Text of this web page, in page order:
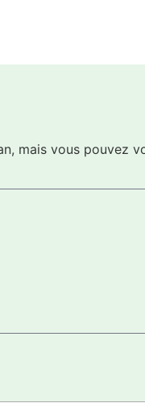
mais vous pouvez